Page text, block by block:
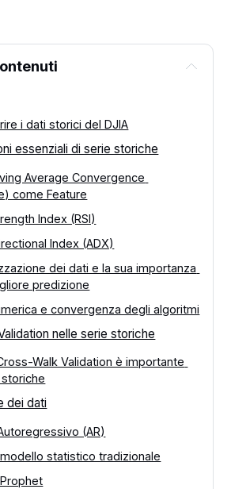
i dati storici del DJIA
essenziali di serie storiche
Average Convergence
come Feature
Index (RSI)
Index (ADX)
dei dati e la sua importanza
predizione
e convergenza degli algoritmi
nelle serie storiche
Walk Validation è importante
dei dati
(AR)
modello statistico tradizionale